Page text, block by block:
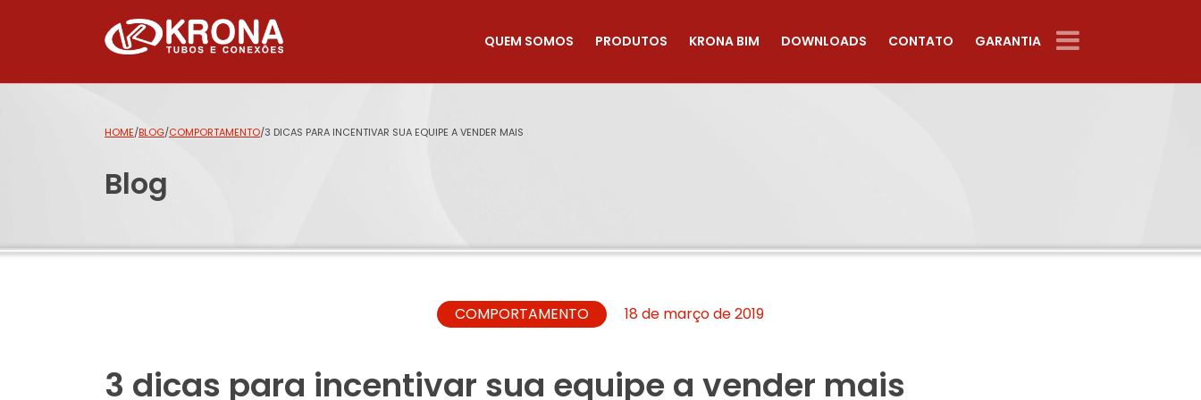
QUEM SOMOS PRODUTOS KRONA BIM DOWNLOADS CONTATO GARANTIA
HOME/BLOG/COMPORTAMENTO/3 DICAS PARA INCENTIVAR SUA EQUIPE A VENDER MAIS
Blog
COMPORTAMENTO 18 de março de 2019
3 dicas para incentivar sua equipe a vender mais